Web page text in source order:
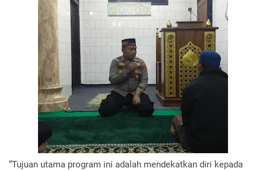
“Tujuan utama program ini adalah mendekatkan diri kepada